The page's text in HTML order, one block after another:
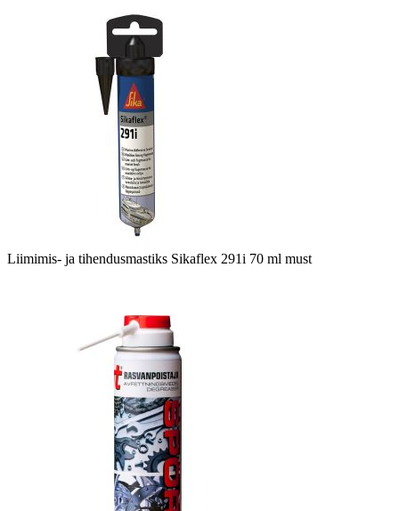
Liimimis- ja tihendusmastiks Sikaflex 291i 70 ml must